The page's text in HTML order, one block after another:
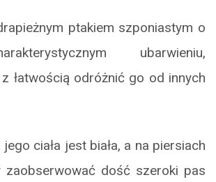
ptakiem szponiastym o
ubarwieniu,
łatwością odróżnić go od innych
ciała jest biała, a na piersiach
zaobserwować dość szeroki pas